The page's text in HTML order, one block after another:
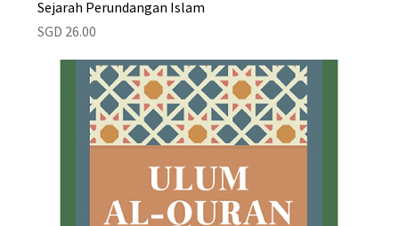
Sejarah Perundangan Islam
Price
SGD 26.00